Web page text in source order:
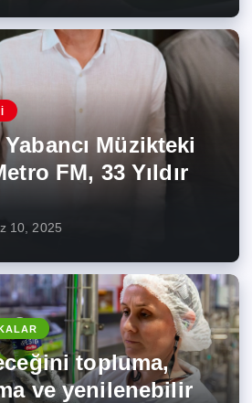
Müzikteki
FM, 33 Yıldır
10, 2025
topluma,
ve yenilenebilir